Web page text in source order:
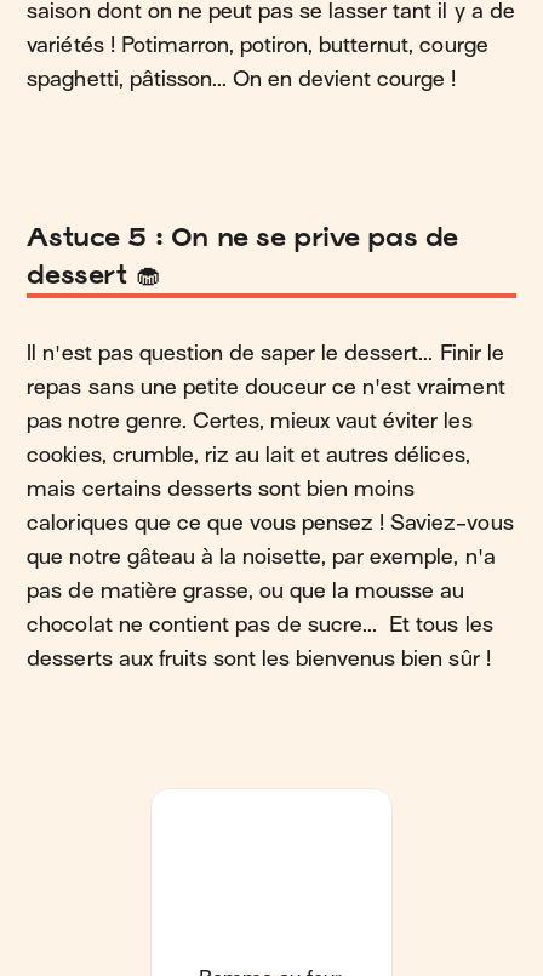
saison dont on ne peut pas se lasser tant il y a de
variétés ! Potimarron, potiron, butternut, courge
spaghetti, pâtisson... On en devient courge !
Astuce 5 : On ne se prive pas de
dessert 🧁
Il n'est pas question de saper le dessert... Finir le
repas sans une petite douceur ce n'est vraiment
pas notre genre. Certes, mieux vaut éviter les
cookies, crumble, riz au lait et autres délices,
mais certains desserts sont bien moins
caloriques que ce que vous pensez ! Saviez-vous
que notre gâteau à la noisette, par exemple, n'a
pas de matière grasse, ou que la mousse au
chocolat ne contient pas de sucre... Et tous les
desserts aux fruits sont les bienvenus bien sûr !